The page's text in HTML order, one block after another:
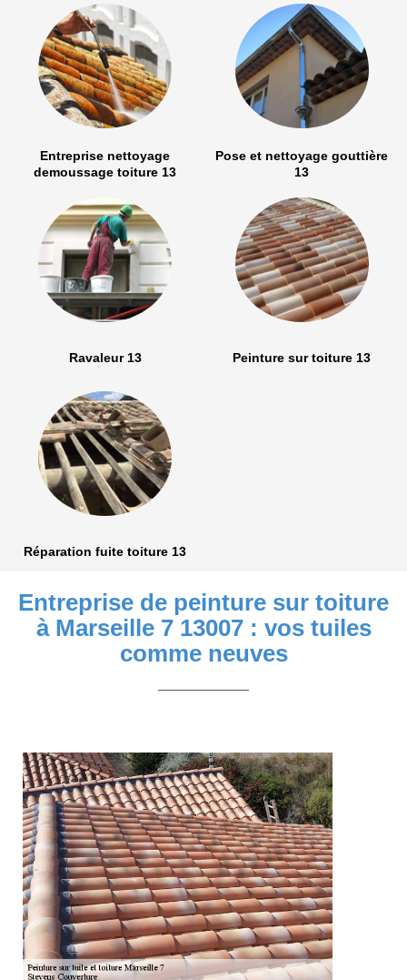
Entreprise nettoyage
demoussage toiture 13
Pose et nettoyage gouttière
13
Ravaleur 13 Peinture sur toiture 13
Réparation fuite toiture 13
Entreprise de peinture sur toiture
à Marseille 7 13007 : vos tuiles
comme neuves